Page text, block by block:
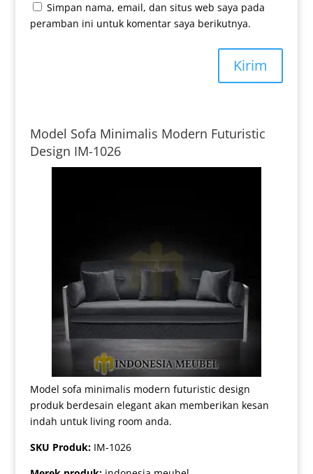
Simpan nama, email, dan situs web saya pada
peramban ini untuk komentar saya berikutnya.
Kirim
Model Sofa Minimalis Modern Futuristic
Design IM-1026
Model sofa minimalis modern futuristic design
produk berdesain elegant akan memberikan kesan
indah untuk living room anda.
SKU Produk: IM-1026